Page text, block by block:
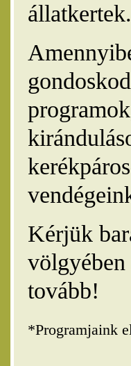
állatkertek.
Kérjük
völgyében
tovább!
*Programjaink